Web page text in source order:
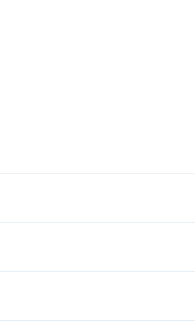
pour obtenir un accès